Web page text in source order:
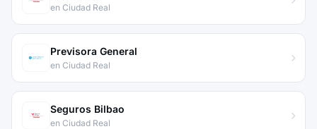
en Ciudad Real
Previsora General
en Ciudad Real
Seguros Bilbao
en Ciudad Real